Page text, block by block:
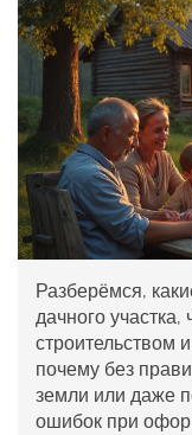
Разберёмся,
дачного
строительством
почему без
земли или даже
ошибок при